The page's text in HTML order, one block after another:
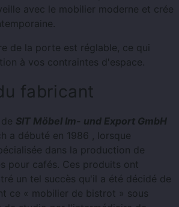
avec le mobilier moderne et crée
de la porte est réglable, ce qui
à vos contraintes d'espace.
fabricant
SIT Möbel Im- und Export GmbH
a débuté en 1986 , lorsque
dans la production de
pour cafés. Ces produits ont
un tel succès qu'il a été décidé de
ce « mobilier de bistrot » sous